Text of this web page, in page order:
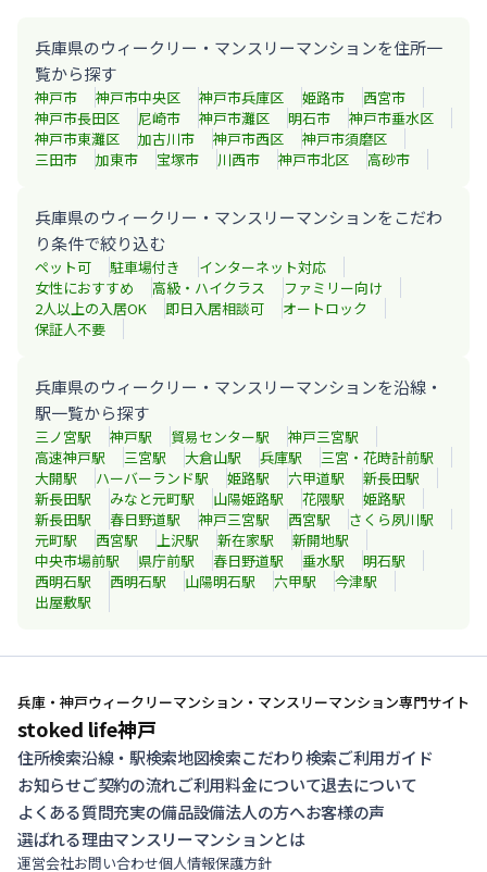
兵庫県のウィークリー・マンスリーマンションを住所一
覧から探す
神戸市 神戸市中央区 神戸市兵庫区 姫路市
西宮市
神戸市長田区
尼崎市 神戸市灘区 明石市
神戸市垂水区
神戸市東灘区
加古川市 神戸市西区
神戸市須磨区
三田市
加東市 宝塚市 川西市 神戸市北区 高砂市
兵庫県のウィークリー・マンスリーマンションをこだわ
り条件で絞り込む
ペット可 駐車場付き
インターネット対応
女性におすすめ
高級・ハイクラス
ファミリー向け
2人以上の入居OK
即日入居相談可
オートロック
保証人不要
兵庫県のウィークリー・マンスリーマンションを沿線・
駅一覧から探す
三ノ宮駅 神戸駅 貿易センター駅 神戸三宮駅
高速神戸駅 三宮駅 大倉山駅 兵庫駅 三宮・花時計前駅
大開駅 ハーバーランド駅 姫路駅 六甲道駅 新長田駅
新長田駅 みなと元町駅 山陽姫路駅 花隈駅 姫路駅
新長田駅 春日野道駅 神戸三宮駅 西宮駅 さくら夙川駅
元町駅 西宮駅 上沢駅 新在家駅 新開地駅
中央市場前駅 県庁前駅 春日野道駅 垂水駅 明石駅
西明石駅 西明石駅 山陽明石駅 六甲駅 今津駅
出屋敷駅
兵庫・神戸ウィークリーマンション・マンスリーマンション専門サイト
stoked life神戸
住所検索沿線・駅検索地図検索こだわり検索ご利用ガイド
お知らせご契約の流れご利用料金について退去について
よくある質問充実の備品設備法人の方へお客様の声
選ばれる理由マンスリーマンションとは
運営会社お問い合わせ個人情報保護方針